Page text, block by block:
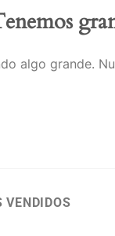
algo grande.
VENDIDOS